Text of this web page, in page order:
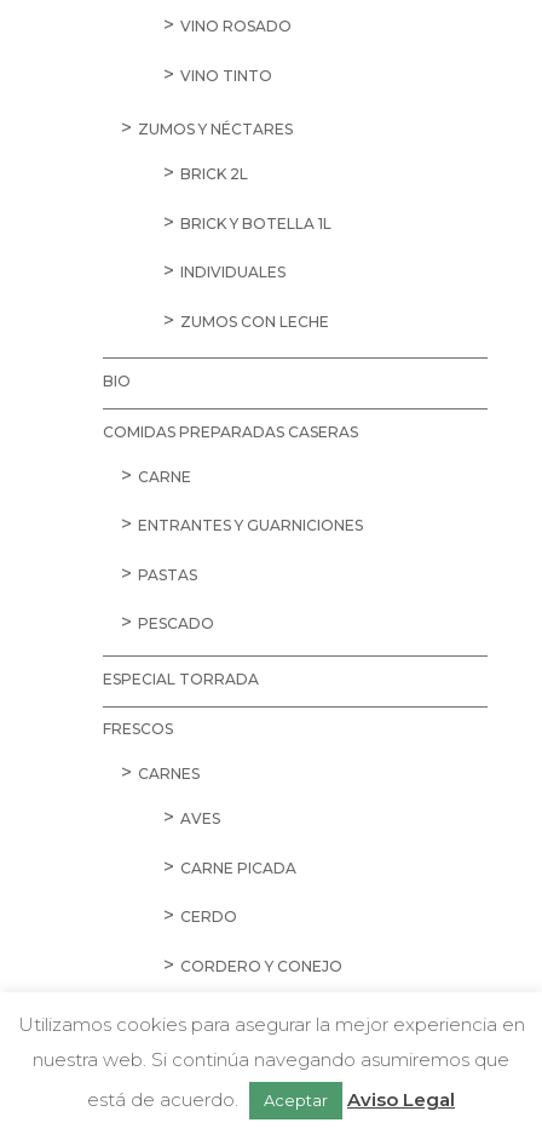
VINO ROSADO
VINO TINTO
ZUMOS Y NÉCTARES
BRICK 2L
BRICK Y BOTELLA 1L
INDIVIDUALES
ZUMOS CON LECHE
BIO
COMIDAS PREPARADAS CASERAS
CARNE
ENTRANTES Y GUARNICIONES
PASTAS
PESCADO
ESPECIAL TORRADA
FRESCOS
CARNES
AVES
CARNE PICADA
CERDO
CORDERO Y CONEJO
HAMBURGUESAS Y SALCHICHAS
w Chatea con nosotros
Utilizamos cookies para asegurar la mejor experiencia en
nuestra web. Si continúa navegando asumiremos que
está de acuerdo.
Aceptar Aviso Legal